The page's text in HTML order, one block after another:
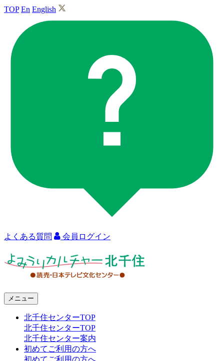
TOP En English
よくある質問 会員ログイン
メニュー
北千住センターTOP
北千住センターTOP
北千住センター案内
初めてご利用の方へ
初めてご利用の方へ